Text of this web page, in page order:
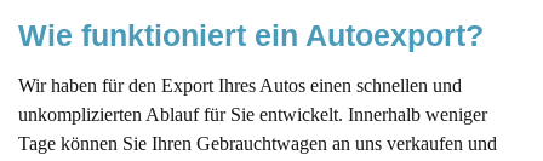
Wie funktioniert ein Autoexport?
Wir haben für den Export Ihres Autos einen schnellen und
unkomplizierten Ablauf für Sie entwickelt. Innerhalb weniger
Tage können Sie Ihren Gebrauchtwagen an uns verkaufen und